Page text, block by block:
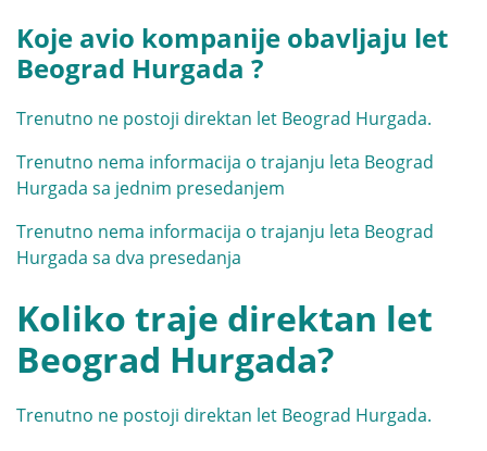
Koje avio kompanije obavljaju let
Beograd Hurgada ?
Trenutno ne postoji direktan let Beograd Hurgada.
Trenutno nema informacija o trajanju leta Beograd
Hurgada sa jednim presedanjem
Trenutno nema informacija o trajanju leta Beograd
Hurgada sa dva presedanja
Koliko traje direktan let
Beograd Hurgada?
Trenutno ne postoji direktan let Beograd Hurgada.